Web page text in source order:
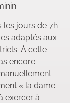
les jours de 7h
adaptés aux
À cette
encore
« la dame
exercer à